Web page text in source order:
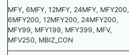
MFY, 6MFY, 12MFY, 24MFY, MFY200,
6MFY200, 12MFY200, 24MFY200,
MFY99, MFY199, MFY399, MFV,
MFV250, MBIZ_CON